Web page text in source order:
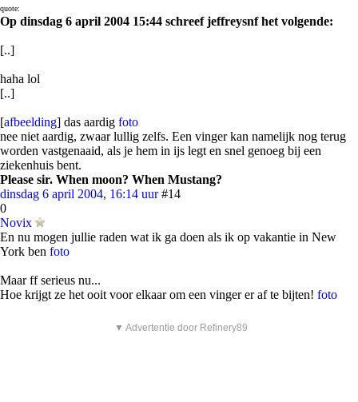
quote:
Op dinsdag 6 april 2004 15:44 schreef jeffreysnf het volgende:
[..]
haha lol
[..]
[afbeelding] das aardig foto
nee niet aardig, zwaar lullig zelfs. Een vinger kan namelijk nog terug
worden vastgenaaid, als je hem in ijs legt en snel genoeg bij een
ziekenhuis bent.
Please sir. When moon? When Mustang?
dinsdag 6 april 2004, 16:14 uur #14
0
Novix
En nu mogen jullie raden wat ik ga doen als ik op vakantie in New
York ben foto
Maar ff serieus nu...
Hoe krijgt ze het ooit voor elkaar om een vinger er af te bijten! foto
▼ Advertentie door Refinery89